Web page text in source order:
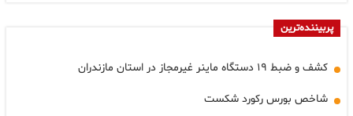
پربیننده‌ترین
کشف و ضبط ۱۹ دستگاه ماینر غیرمجاز در استان مازندران
شاخص بورس رکورد شکست